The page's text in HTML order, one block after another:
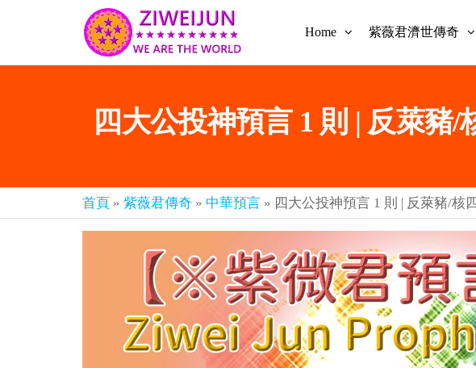
紫薇
《推
預
言-
紫薇
君寰
宇傳
奇官
網
世
主
人
都
彌
賽
亞-
個
個
都
是
Home 紫薇君濟世傳奇
四大公投神預言 1 則 | 反萊豬
首頁 » 紫薇君傳奇 » 中華預言 » 四大公投神預言 1 則 | 反萊豬/核